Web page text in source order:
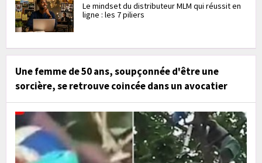
Le mindset du distributeur MLM qui réussit en
ligne : les 7 piliers
Une femme de 50 ans, soupçonnée d'être une
sorcière, se retrouve coincée dans un avocatier